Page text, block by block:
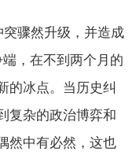
骤然升级，并造成
，在不到两个月的
的冰点。当历史纠
复杂的政治博弈和
然中有必然，这也